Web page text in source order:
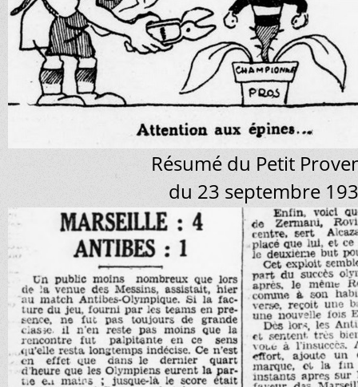
Résumé du Petit
du 23 septembre